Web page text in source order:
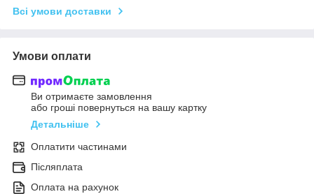
Всі умови доставки
Умови оплати
Ви отримаєте замовлення
або гроші повернуться на вашу картку
Детальніше
Оплатити частинами
Післяплата
Оплата на рахунок